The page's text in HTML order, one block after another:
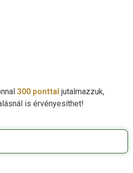
300 ponttal jutalmazzuk,
is érvényesíthet!